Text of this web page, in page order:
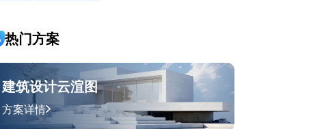
热门方案
建筑设计云渲图
方案详情